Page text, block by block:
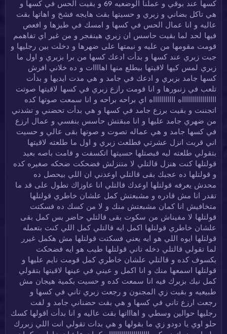
كسها عند بوقي و عملنا الوضعيه 69 و بقيت الحس في كسها و
هي تاكل بضاني و زبري و حسيتها بقت هايجه فشخ و اهاتها بقت
عاليه و انا عمال الحس في كسها و امسك في طيزها و افعص
فيها لحد لما بقيت حاسس ان زبري هينفجر و من غير اي تفاهمم
قومت مقومها من عليه و نيمتها على ضهرها و دخلت بين رجليها و
جبت زبري عند كسها و بدأت ادعك كسها من برا بزبري و اول ما
زبري لمس كيها لاقيتها بيطلع منها اهاااات و ده خلاني افرش
كسها جامد بزبري و ادعك في جامد و هي مدت ايديها و بدأت
تلعب في زنبورها و انا قومت رازع زبري في كسها لاقيتها صوتت
اااااااااااااااااه اااااااااااه اي براحه براحه و انا سمعت صوتها كده
اتجننت و بقيت برزع جامد في كسها و هي بدأت تحضني و تشدني
من ضهري جامد عليها و انا مبقتش حاسس بنفسي و عمال ارزع
في كسها جامد و هي عماله تصوت و صوتها بقى عالي و حسيت
اني قربت انزل عشرتي فطلعت زبري و اول ما طلعته لاقيتها
بتقولي طلعته ليه قبصتلها حسيتها اتكسفت و قامت باصه بعيد
قولتلها كنت هنزل قالتلي لا متنزلش فضحكت ضحكه صغيره كده
و قولتلها ده عجبك بقى قالتلي اوعدني ان اللي بيحصل ده
محدش يعرفه قولتلها اوعدك قالتلي انا عاوزاك تطول على قد ما
تقدر انا مش قادره و مشبعتش كمل علشان خاطري قولتلها
متخافيش انا كمان مشبعتش منك و لا من كسك ده فسكتت
قولتلها لا مفيناش من سكوت بقى قالتلي حاضر بس كمل بقى
علشان خاطري قولتلها اكمل ايه قالتلي كمل اللي كنت بتعمله
قولتلها ايوه اللي هو ايه يعني فسكتت قولتلها مش هكمل غيرر
لما تقولي قالتلي دخله تاني قولتلها طيب هو ايه فضحكت
بكسوف كده و قالتلي علشان خاطري كمل قومت نايم عليها و
قولتلها اسمعها منك و انا اكمل و عيني في عينها لاقيتها بتقولي
كمل نيك بزبرك فيه انا سمعت كده و حسيت بكمية هيجان مش
طبيعيه و بقيت زي المجنون و رجعت زبري تاني في كسها و
رجعت ارزع تاني في كسها و هي بقت حضناني جامد و لفت
رجليها حوالين وسطي و اهاااتها بقت عاليه و انا بدأت اقولها كسك
حلو اوي يا دودو زي ما بقولها و هي بدات تقولي انت اللي زبررك